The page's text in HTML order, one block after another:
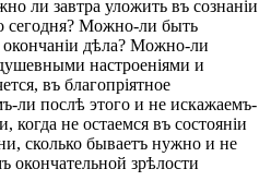
ли завтра уложить въ сознаніи
сегодня? Можно-ли быть
дѣла? Можно-ли
настроеніями и
въ благопріятное
ли послѣ этого и не искажаемъ-
не остаемся въ состояніи
сколько бываетъ нужно и не
окончательной зрѣлости